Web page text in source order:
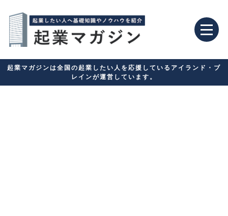
起業マガジンは全国の起業したい人を応援しているアイランド・ブ
レインが運営しています。